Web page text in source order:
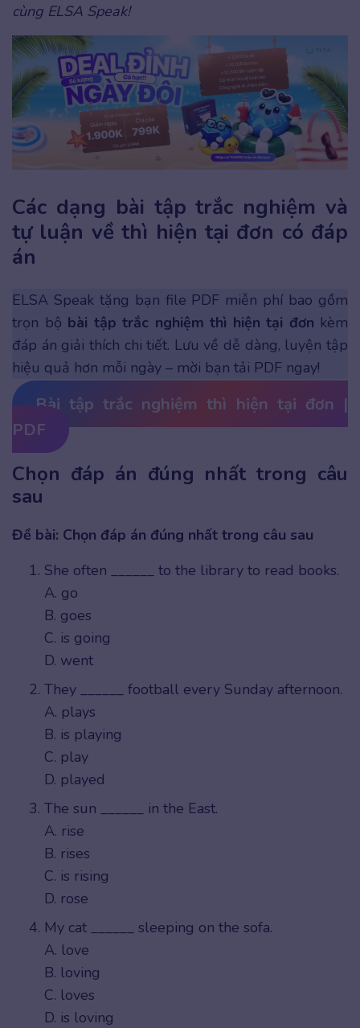
cùng ELSA Speak!
Các dạng bài tập trắc nghiệm và
tự luận về thì hiện tại đơn có đáp
án
ELSA Speak tặng bạn file PDF miễn phí bao gồm
trọn bộ bài tập trắc nghiệm thì hiện tại đơn kèm
đáp án giải thích chi tiết. Lưu về dễ dàng, luyện tập
hiệu quả hơn mỗi ngày – mời bạn tải PDF ngay!
Bài tập trắc nghiệm thì hiện tại đơn |
PDF
Chọn đáp án đúng nhất trong câu
sau
Đề bài: Chọn đáp án đúng nhất trong câu sau
She often ______ to the library to read books.
A. go
B. goes
C. is going
D. went
They ______ football every Sunday afternoon.
A. plays
B. is playing
C. play
D. played
The sun ______ in the East.
A. rise
B. rises
C. is rising
D. rose
My cat ______ sleeping on the sofa.
A. love
B. loving
C. loves
D. is loving